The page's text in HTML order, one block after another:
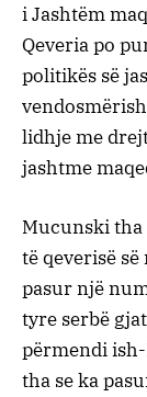
i Jashtëm
Qeveria po
politikës së
lidhje me
jashtme
Mucunski
të qeverisë
pasur një
tyre serbë
përmendi
tha se ka